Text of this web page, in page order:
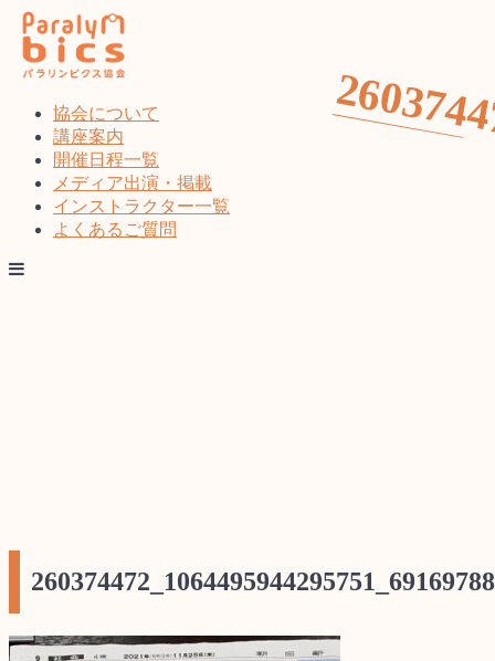
コ
ン
テ
協会について
講座案内
開催日程一覧
メディア出演・掲載
インストラクター一覧
よくあるご質問